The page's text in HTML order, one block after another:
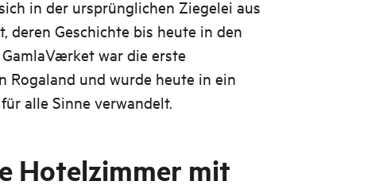
in der ursprünglichen Ziegelei aus
deren Geschichte bis heute in den
war die erste
Rogaland und wurde heute in ein
alle Sinne verwandelt.
Hotelzimmer mit